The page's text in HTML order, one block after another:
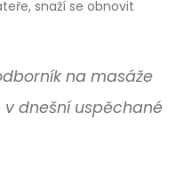
snaží se obnovit
na masáže
v dnešní uspěchané